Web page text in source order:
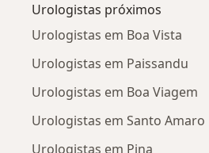
Urologistas próximos
Urologistas em Boa Vista
Urologistas em Paissandu
Urologistas em Boa Viagem
Urologistas em Santo Amaro
Urologistas em Pina